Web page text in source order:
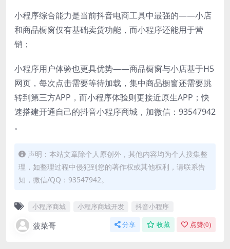
小程序综合能力是当前抖音电商工具中最强的——小店
和商品橱窗仅有基础卖货功能，而小程序还能用于营
销；
小程序用户体验也更具优势——商品橱窗与小店基于H5
网页，每次点击需要等待加载，集中商品橱窗还需要跳
转到第三方APP，而小程序体验则更接近原生APP；快
速搭建开通自己的抖音小程序商城，加微信：93547942
。
声明：本站文章除个人原创外，其他内容均为个人搜集整
理，如整理过程中侵犯到您的著作权或其他权利，请联系告
知，微信/QQ：93547942。
小程序商城 小程序商城开发 抖音小程序
菠菜哥 分享 收藏 点赞(0)